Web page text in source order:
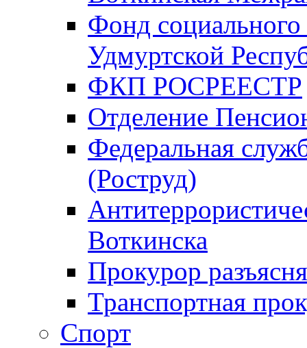
Фонд
Удмуртской
ФКП РОСРЕЕСТР
Отделение
Федеральная
(Роструд)
Воткинска
Прокурор
Транспортная
Спорт